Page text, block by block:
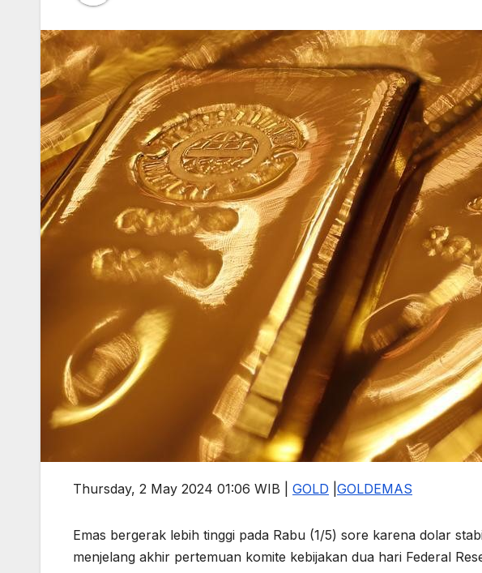
Thursday, 2 May 2024 01:06 WIB | GOLD GOLDEMAS
Emas bergerak lebih tinggi pada Rabu (1/5) sore karena dolar
menjelang akhir pertemuan komite kebijakan dua hari Federal